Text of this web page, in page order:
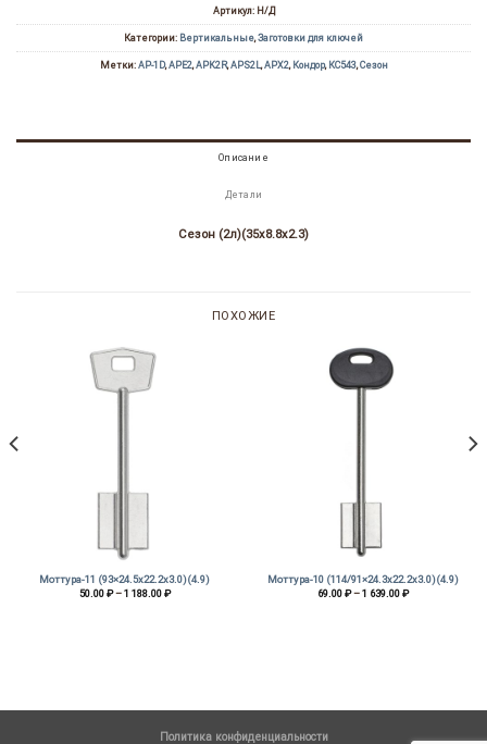
Артикул: Н/Д
Категории: Вертикальные, Заготовки для ключей
Метки: AP-1D, APE2, APK2R, APS2L , APX2, Кондор, КС543, Сезон
Описание
Детали
Сезон (2л)(35х8.8х2.3)
ПОХОЖИЕ
Моттура-11 (93×24.5х22.2х3.0)(4.9)
50.00₽ – 1 188.00₽Диапазон
Моттура-10 (114/91×24.3х22.2х3.0)(4.9)
69.00₽ – 1 639.00₽Диапазон
Политика конфиденциальности